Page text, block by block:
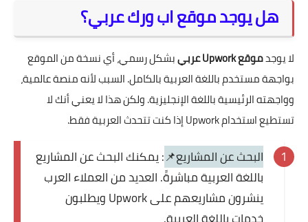
هل يوجد موقع اب ورك عربي؟
لا يوجدموقع Upwork عربي
بشكل رسمي، أي نسخة من الموقع
بواجهة مستخدم باللغة العربية بالكامل. السبب لأنه منصة عالمية،
وواجهته الرئيسية باللغة الإنجليزية. ولكن هذا لا يعني أنك لا
تستطيع استخدام Upwork إذا كنت تتحدث العربية فقط.
البحث عن المشاريع📌: يمكنك البحث عن المشاريع
باللغة العربية مباشرةً. العديد من العملاء العرب
ينشرون مشاريعهم على Upwork ويطلبون